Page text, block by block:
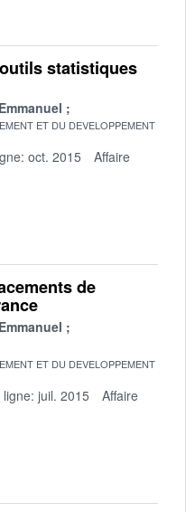
statistiques
ET DU DEVELOPPEMENT
oct. 2015
Affaire
de
ET DU DEVELOPPEMENT
juil. 2015
Affaire